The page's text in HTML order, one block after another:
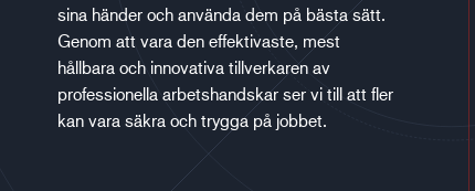
sina händer och använda dem på bästa sätt.
Genom att vara den effektivaste, mest
hållbara och innovativa tillverkaren av
professionella arbetshandskar ser vi till att fler
kan vara säkra och trygga på jobbet.